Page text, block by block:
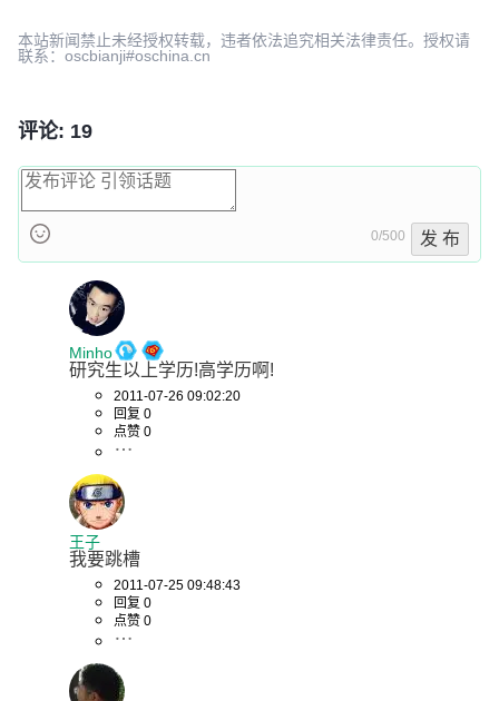
本站新闻禁止未经授权转载，违者依法追究相关法律责任。授权请
联系：oscbianji#oschina.cn
评论: 19
0/500 发 布
Minho
研究生以上学历!高学历啊!
2011-07-26 09:02:20
回复 0
点赞 0
王子
我要跳槽
2011-07-25 09:48:43
回复 0
点赞 0